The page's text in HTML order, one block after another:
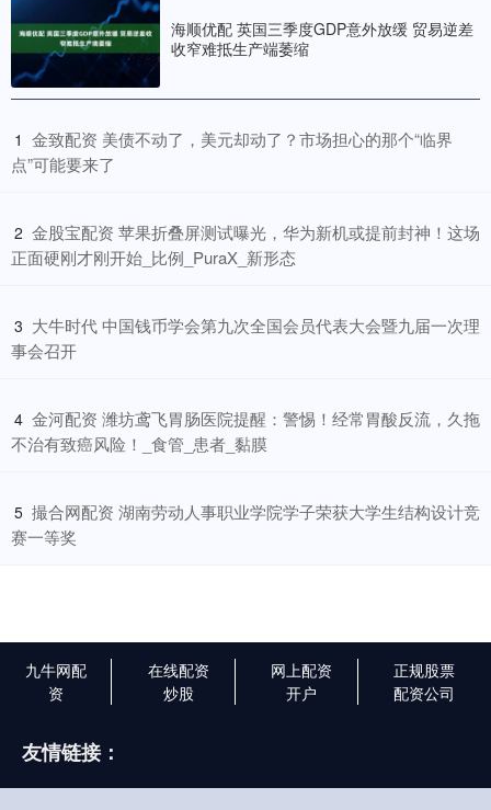
海顺优配 英国三季度GDP意外放缓 贸易逆差
收窄难抵生产端萎缩
1 ​金致配资 美债不动了，美元却动了？市场担心的那个“临界
点”可能要来了
2 ​金股宝配资 苹果折叠屏测试曝光，华为新机或提前封神！这场
正面硬刚才刚开始_比例_PuraX_新形态
3 ​大牛时代 中国钱币学会第九次全国会员代表大会暨九届一次理
事会召开
4 ​金河配资 潍坊鸢飞胃肠医院提醒：警惕！经常胃酸反流，久拖
不治有致癌风险！_食管_患者_黏膜
5 ​撮合网配资 湖南劳动人事职业学院学子荣获大学生结构设计竞
赛一等奖
九牛网配
资
在线配资
炒股
网上配资
开户
正规股票
配资公司
友情链接：